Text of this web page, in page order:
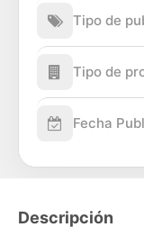
Tipo de
Tipo de
Fecha
Descripción